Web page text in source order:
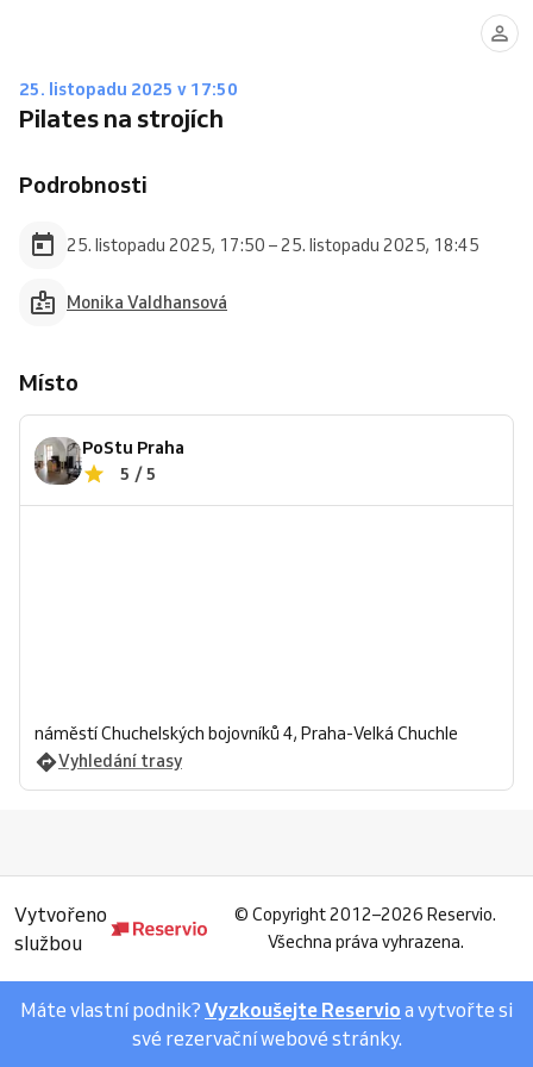
25. listopadu 2025 v 17:50
Pilates na strojích
Podrobnosti
25. listopadu 2025, 17:50 – 25. listopadu 2025, 18:45
Monika Valdhansová
Místo
PoStu Praha
5 / 5
náměstí Chuchelských bojovníků 4, Praha-Velká Chuchle
Vyhledání trasy
Vytvořeno
službou
© Copyright 2012–2026 Reservio.
Všechna práva vyhrazena.
Máte vlastní podnik? Vyzkoušejte Reservio a vytvořte si
své rezervační webové stránky.